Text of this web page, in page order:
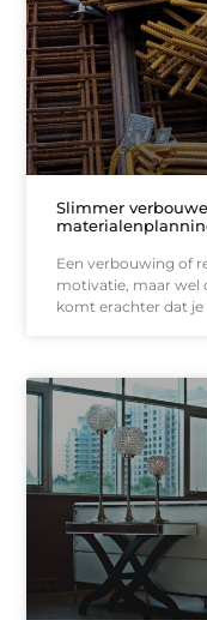
Slimmer
Een verbouwing of
motivatie, maar wel
komt erachter dat